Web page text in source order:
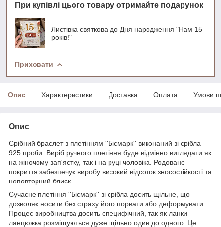
При купівлі цього товару отримайте подарунок
Листівка святкова до Дня народження "Нам 15
років!"
Приховати
Опис Характеристики Доставка Оплата Умови
Опис
Срібний браслет з плетінням ''Бісмарк'' виконаний зі срібла
925 проби. Виріб ручного плетіння буде відмінно виглядати як
на жіночому зап'ястку, так і на руці чоловіка. Родоване
покриття забезпечує виробу високий відсоток зносостійкості та
неповторний блиск.
Сучасне плетіння ''Бісмарк'' зі срібла досить щільне, що
дозволяє носити без страху його порвати або деформувати.
Процес виробництва досить специфічний, так як ланки
ланцюжка розміщуються дуже щільно один до одного. Це